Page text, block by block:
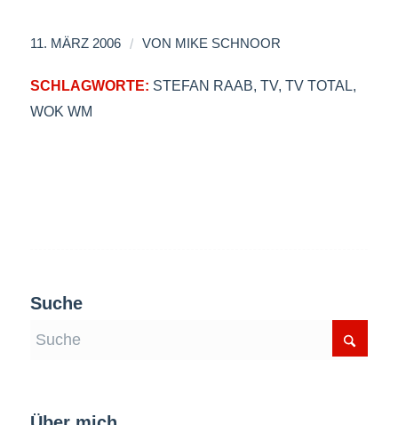
11. MÄRZ 2006 / VON MIKE SCHNOOR
SCHLAGWORTE: STEFAN RAAB, TV, TV TOTAL,
WOK WM
Suche